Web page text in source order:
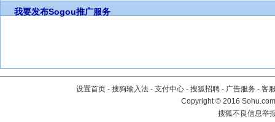
我要发布Sogou推广服务
设置首页 - 搜狗输入法 - 支付中心 - 搜狐招聘 - 广告服务 - 客
Copyright©2016
搜狐不良信息举